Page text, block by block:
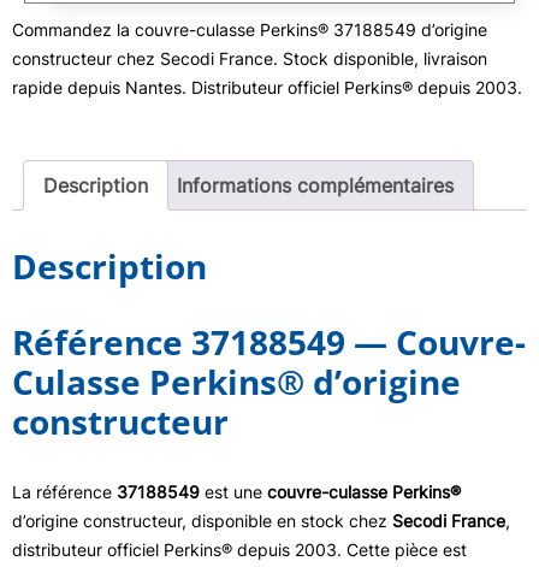
Commandez la couvre-culasse Perkins® 37188549 d’origine
constructeur chez Secodi France. Stock disponible, livraison
rapide depuis Nantes. Distributeur officiel Perkins® depuis 2003.
Description Informations complémentaires
Description
Référence 37188549 — Couvre-
Culasse Perkins® d’origine
constructeur
La référence 37188549 est une couvre-culasse Perkins®
d’origine constructeur, disponible en stock chez Secodi France,
distributeur officiel Perkins® depuis 2003. Cette pièce est